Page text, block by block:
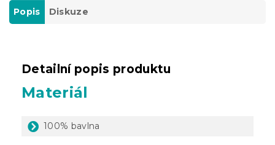
Popis Diskuze
Detailní popis produktu
Materiál
100% bavlna